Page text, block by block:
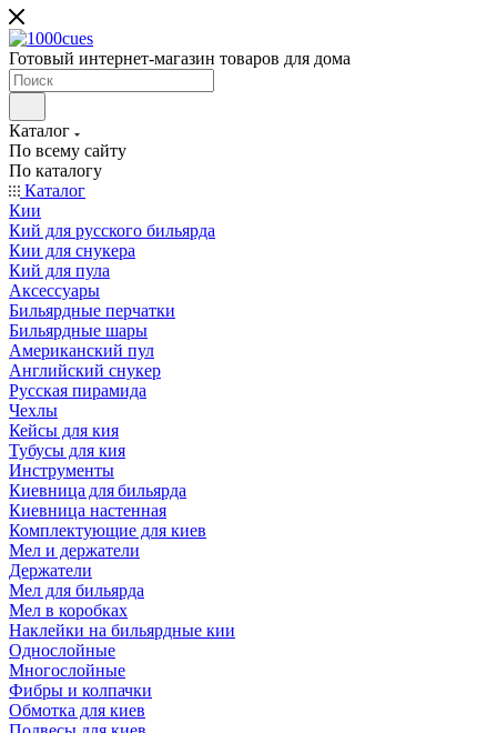
Готовый интернет-магазин товаров для дома
Каталог
По всему сайту
По каталогу
Каталог
Кии
Кий для русского бильярда
Кии для снукера
Кий для пула
Аксессуары
Бильярдные перчатки
Бильярдные шары
Американский пул
Английский снукер
Русская пирамида
Чехлы
Кейсы для кия
Тубусы для кия
Инструменты
Киевница для бильярда
Киевница настенная
Комплектующие для киев
Мел и держатели
Держатели
Мел для бильярда
Мел в коробках
Наклейки на бильярдные кии
Однослойные
Многослойные
Фибры и колпачки
Обмотка для киев